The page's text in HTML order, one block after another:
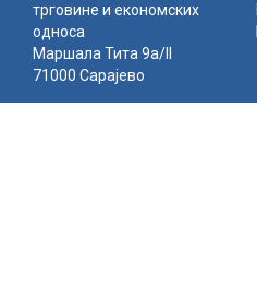
трговине и економских
односа
Маршала Тита 9а/II
71000 Сарајево